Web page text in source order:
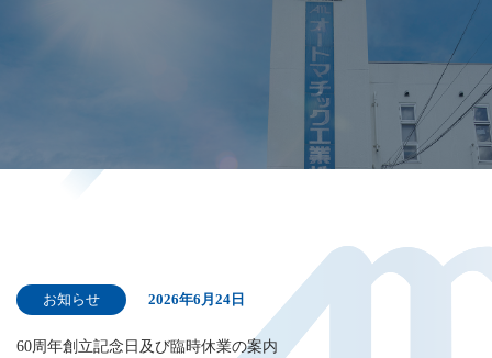
お知らせ 2026年6月24日
60周年創立記念日及び臨時休業の案内